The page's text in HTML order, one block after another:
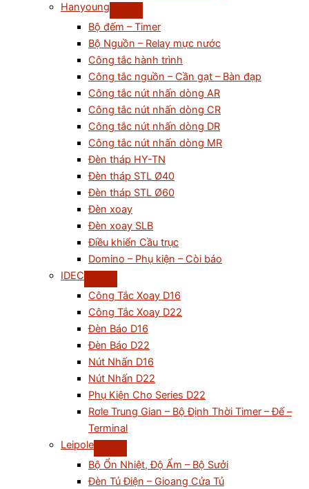
Hanyoung
Bộ đếm – Timer
Bộ Nguồn – Relay mực nước
Công tắc hành trình
Công tắc nguồn – Cần gạt – Bàn đạp
Công tắc nút nhấn dòng AR
Công tắc nút nhấn dòng CR
Công tắc nút nhấn dòng DR
Công tắc nút nhấn dòng MR
Đèn tháp HY-TN
Đèn tháp STL Ø40
Đèn tháp STL Ø60
Đèn xoay
Đèn xoay SLB
Điều khiển Cầu trục
Domino – Phụ kiện – Còi báo
IDEC
Công Tắc Xoay D16
Công Tắc Xoay D22
Đèn Báo D16
Đèn Báo D22
Nút Nhấn D16
Nút Nhấn D22
Phụ Kiện Cho Series D22
Rơle Trung Gian – Bộ Định Thời Timer – Đế –
Terminal
Leipole
Bộ Ổn Nhiệt, Độ Ẩm – Bộ Sưởi
Đèn Tủ Điện – Gioang Cửa Tủ